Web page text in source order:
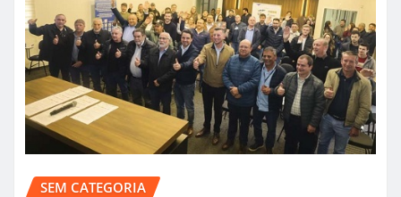
SEM CATEGORIA